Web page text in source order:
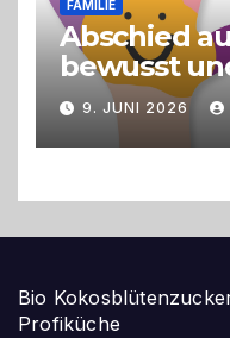
FAMILIE
Abschied
bewusst
gestalten
9. JUNI 2026
Bio
Profiküche